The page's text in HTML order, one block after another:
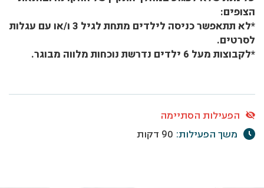
הצופים:
*לא תתאפשר כניסה לילדים מתחת לגיל 3 ו/או עם עגלות
לסרטים.
*לקבוצות מעל 6 ילדים נדרשת נוכחות מלווה מבוגר.
הפעילות הסתיימה
משך הפעילות: 90 דקות